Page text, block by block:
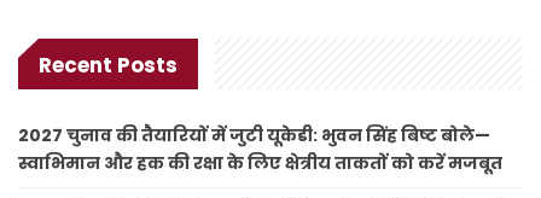
Recent Posts
2027 चुनाव की तैयारियों में जुटी यूकेडी: भुवन सिंह बिष्ट बोले—
स्वाभिमान और हक की रक्षा के लिए क्षेत्रीय ताकतों को करें मजबूत